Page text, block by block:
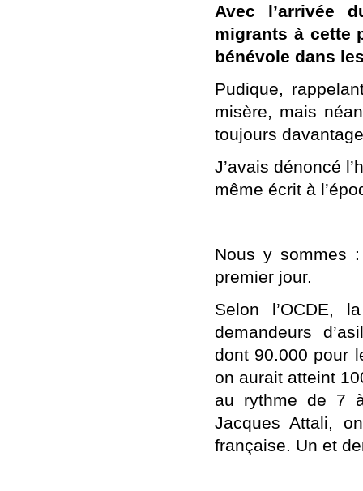
Avec l’arrivée
migrants à cette
bénévole dans
Pudique,
misère, mais
toujours
J’avais dénoncé
même écrit à
Nous y sommes
premier jour.
Selon l’OCDE,
demandeurs
dont 90.000 pour
on aurait atteint
au rythme de 7
Jacques Attali,
française. Un et